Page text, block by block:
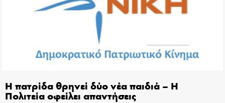
Η πατρίδα θρηνεί δύο νέα παιδιά – Η
Πολιτεία οφείλει απαντήσεις